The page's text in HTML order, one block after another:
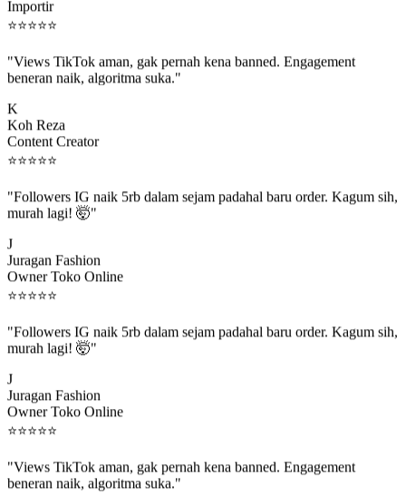
⭐⭐⭐⭐⭐
beneran naik, algoritma suka."
Koh Reza
Content Creator
⭐⭐⭐⭐⭐
murah lagi! 🤯"
Juragan Fashion
Owner Toko Online
⭐⭐⭐⭐⭐
murah lagi! 🤯"
Juragan Fashion
Owner Toko Online
⭐⭐⭐⭐⭐
beneran naik, algoritma suka."